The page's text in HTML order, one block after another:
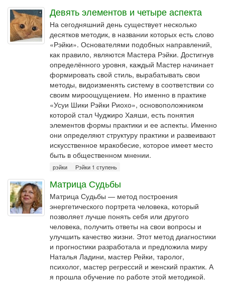
Девять элементов и четыре аспекта
На сегодняшний день существует несколько
десятков методик, в названии которых есть слово
«Рэйки». Основателями подобных направлений,
как правило, являются Мастера Рэйки. Достигнув
определённого уровня, каждый Мастер начинает
формировать свой стиль, вырабатывать свои
методы, видоизменять систему в соответствии со
своим мироощущением. Но именно в практике
«Усуи Шики Рэйки Риохо», основоположником
которой стал Чуджиро Хаяши, есть понятия
элементов формы практики и ее аспекты. Именно
они определяют структуру практики и развеивают
искусственное мракобесие, которое имеет место
быть в общественном мнении.
рэйки Рэйки 1 ступень
Матрица Судьбы
Матрица Судьбы — метод построения
энергетического портрета человека, который
позволяет лучше понять себя или другого
человека, получить ответы на свои вопросы и
улучшить качество жизни. Этот метод диагностики
и прогностики разработала и предложила миру
Наталья Ладини, мастер Рейки, таролог,
психолог, мастер регрессий и женский практик. А
я прошла обучение по работе этой методикой.